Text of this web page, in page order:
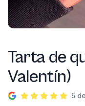
Tarta de
Valentín)
5